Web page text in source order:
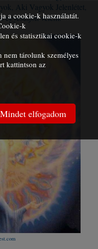
Aki Vagyok Jelenlétet,
egyesüljön velem."
a cookie-k használatát.
k
és statisztikai cookie-k
tárolunk személyes
kattintson az
Mindet elfogadom